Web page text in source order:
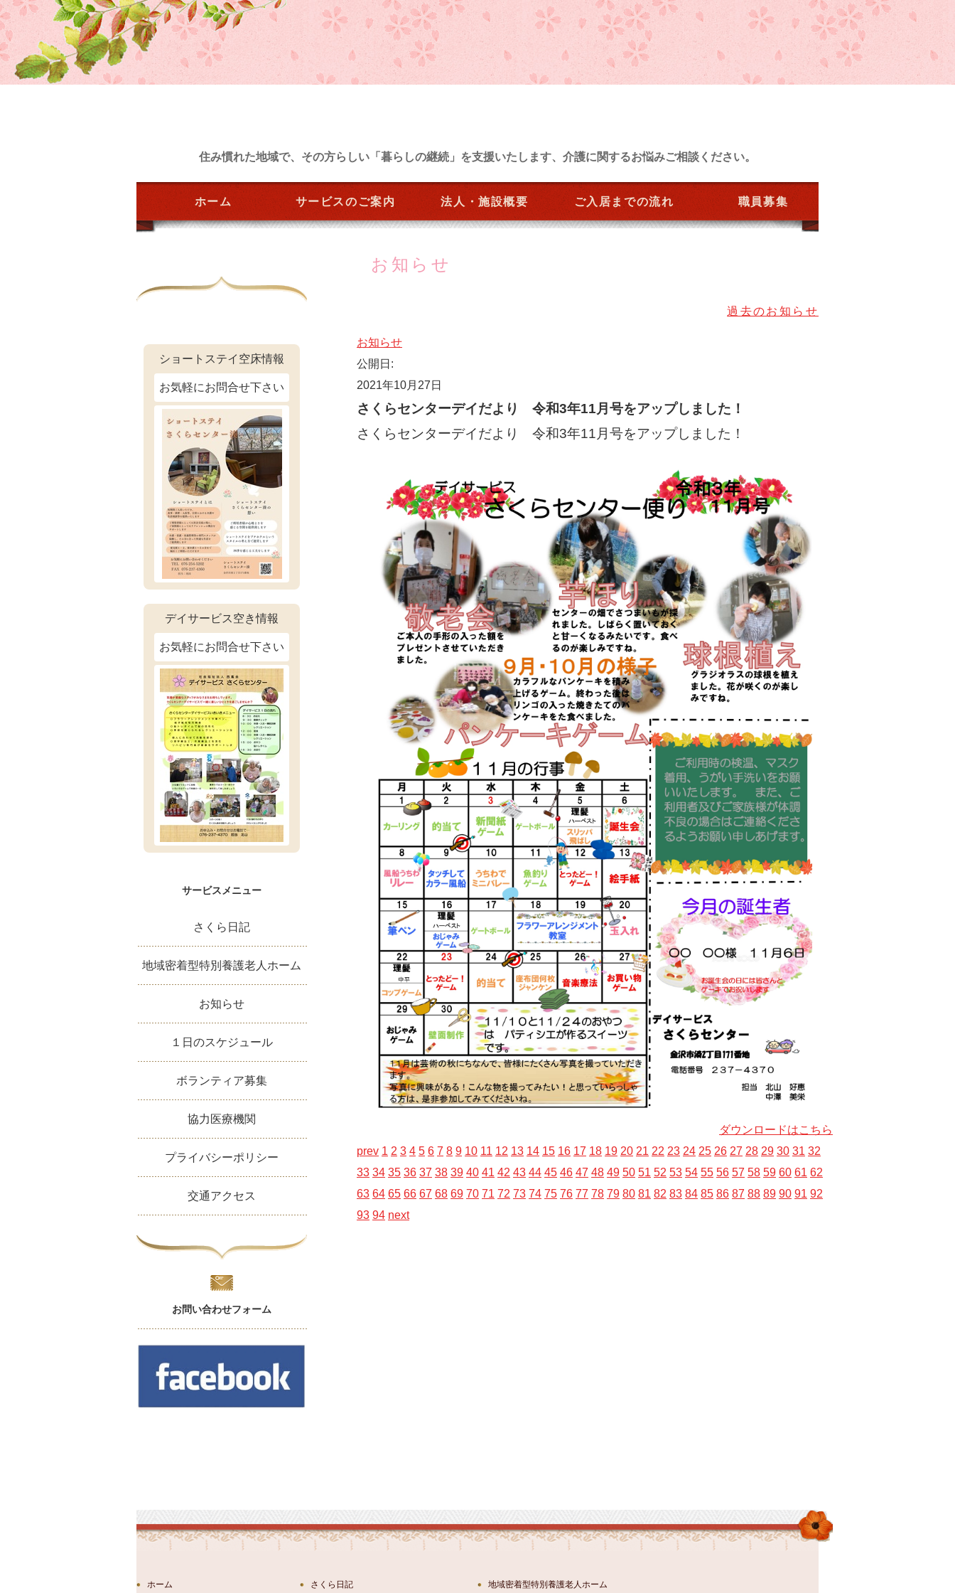
住み慣れた地域で、その方らしい「暮らしの継続」を支援いたします、介護に関するお悩みご相談ください。
ホーム サービスのご案内 法人・施設概要 ご入居までの流れ 職員募集
お知らせ
過去のお知らせ
お知らせ
公開日:
2021年10月27日
さくらセンターデイだより 令和3年11月号をアップしました！
さくらセンターデイだより 令和3年11月号をアップしました！
ダウンロードはこちら
prev 1 2 3 4 5 6 7 8 9 10 11 12 13 14 15 16 17 18 19 20 21 22 23 24 25 26 27 28 29 30 31 32
33 34 35 36 37 38 39 40 41 42 43 44 45 46 47 48 49 50 51 52 53 54 55 56 57 58 59 60 61 62
63 64 65 66 67 68 69 70 71 72 73 74 75 76 77 78 79 80 81 82 83 84 85 86 87 88 89 90 91 92
93 94 next
ショートステイ空床情報
お気軽にお問合せ下さい
デイサービス空き情報
お気軽にお問合せ下さい
サービスメニュー
さくら日記
地域密着型特別養護老人ホーム
お知らせ
１日のスケジュール
ボランティア募集
協力医療機関
プライバシーポリシー
交通アクセス
お問い合わせフォーム
ホーム さくら日記 地域密着型特別養護老人ホーム